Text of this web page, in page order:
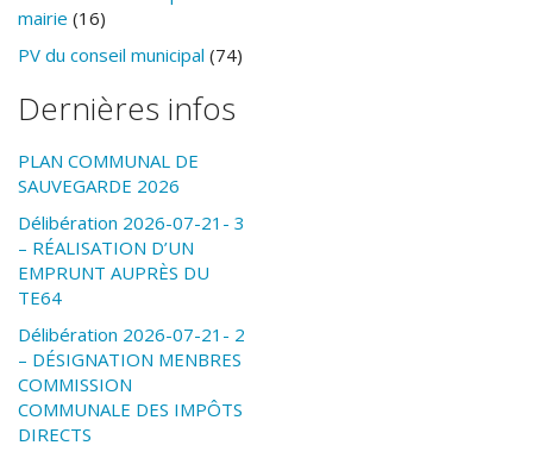
mairie (16)
PV du conseil municipal (74)
Dernières infos
PLAN COMMUNAL DE
SAUVEGARDE 2026
Délibération 2026-07-21- 3
– RÉALISATION D’UN
EMPRUNT AUPRÈS DU
TE64
Délibération 2026-07-21- 2
– DÉSIGNATION MENBRES
COMMISSION
COMMUNALE DES IMPÔTS
DIRECTS